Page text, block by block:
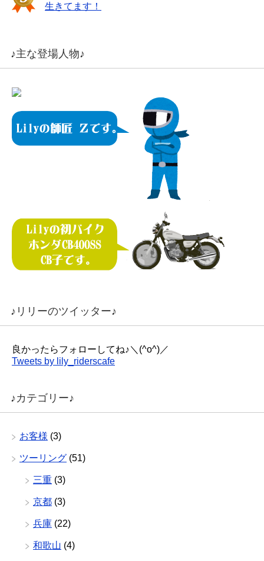
生きてます！
♪主な登場人物♪
♪リリーのツイッター♪
良かったらフォローしてね♪＼(^o^)／
Tweets by lily_riderscafe
♪カテゴリー♪
お客様 (3)
ツーリング (51)
三重 (3)
京都 (3)
兵庫 (22)
和歌山 (4)